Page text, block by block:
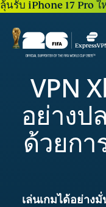
ลุ้นรับ iPhone 17 Pro ใ
VPN
อย่างป
ด้วยก
เล่นเกมได้อย่าง